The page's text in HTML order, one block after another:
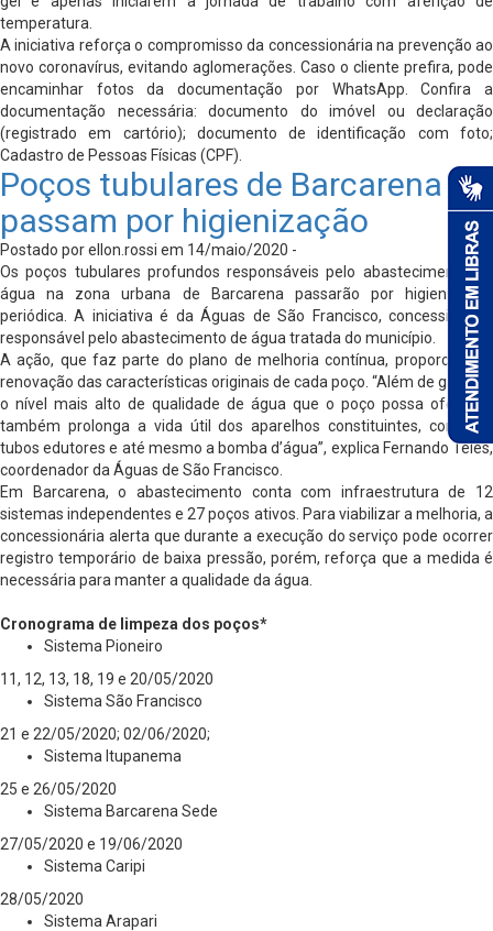
temperatura.
A iniciativa reforça o compromisso da concessionária na prevenção ao
novo coronavírus, evitando aglomerações. Caso o cliente prefira, pode
encaminhar fotos da documentação por WhatsApp. Confira a
documentação necessária: documento do imóvel ou declaração
(registrado em cartório); documento de identificação com foto;
Cadastro de Pessoas Físicas (CPF).
Poços tubulares de Barcarena
passam por higienização
Postado por ellon.rossi em 14/maio/2020 -
Os poços tubulares profundos responsáveis pelo abastecimento de
água na zona urbana de Barcarena passarão por higienização
periódica. A iniciativa é da Águas de São Francisco, concessionária
responsável pelo abastecimento de água tratada do município.
A ação, que faz parte do plano de melhoria contínua, proporciona a
renovação das características originais de cada poço. “Além de garantir
o nível mais alto de qualidade de água que o poço possa oferecer,
também prolonga a vida útil dos aparelhos constituintes, como os
tubos edutores e até mesmo a bomba d’água”, explica Fernando Teles,
coordenador da Águas de São Francisco.
Em Barcarena, o abastecimento conta com infraestrutura de 12
sistemas independentes e 27 poços ativos. Para viabilizar a melhoria, a
concessionária alerta que durante a execução do serviço pode ocorrer
registro temporário de baixa pressão, porém, reforça que a medida é
necessária para manter a qualidade da água.
Cronograma de limpeza dos poços*
Sistema Pioneiro
11, 12, 13, 18, 19 e 20/05/2020
Sistema São Francisco
21 e 22/05/2020; 02/06/2020;
Sistema Itupanema
25 e 26/05/2020
Sistema Barcarena Sede
27/05/2020 e 19/06/2020
Sistema Caripi
28/05/2020
Sistema Arapari